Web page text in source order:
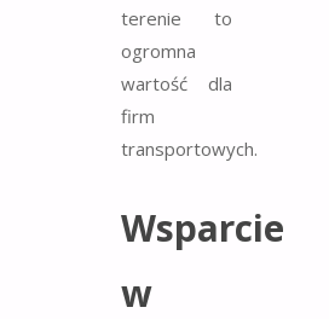
terenie to
ogromna
wartość dla
firm
transportowych.
Wsparcie
w